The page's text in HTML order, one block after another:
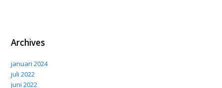
Archives
januari 2024
juli 2022
juni 2022